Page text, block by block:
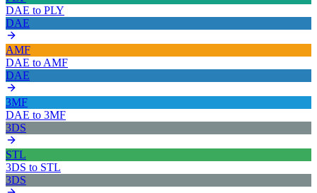
DAE to PLY
DAE
AMF
DAE to AMF
DAE
3MF
DAE to 3MF
3DS
STL
3DS to STL
3DS